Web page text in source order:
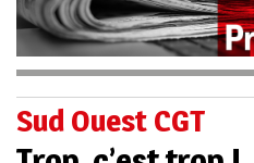
Sud Ouest CGT